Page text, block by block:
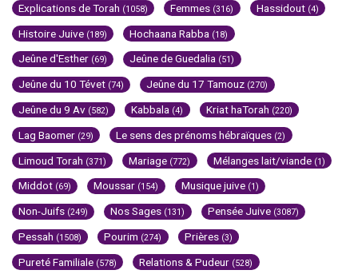
Explications de Torah (1058) Femmes (316) Hassidout (4)
Histoire Juive (189) Hochaana Rabba (18)
Jeûne d'Esther (69) Jeûne de Guedalia (51)
Jeûne du 10 Tévet (74) Jeûne du 17 Tamouz (270)
Jeûne du 9 Av (582) Kabbala (4) Kriat haTorah (220)
Lag Baomer (29) Le sens des prénoms hébraïques (2)
Limoud Torah (371) Mariage (772) Mélanges lait/viande (1)
Middot (69) Moussar (154) Musique juive (1)
Non-Juifs (249) Nos Sages (131) Pensée Juive (3087)
Pessah (1508) Pourim (274) Prières (3)
Pureté Familiale (578) Relations & Pudeur (528)